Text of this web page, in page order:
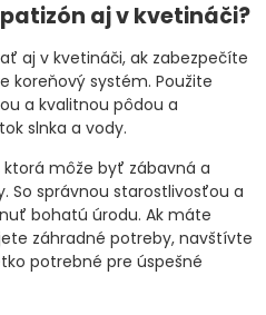
aj v kvetináči?
aj v kvetináči, ak zabezpečíte
koreňový systém. Použite
a kvalitnou pôdou a
slnka a vody.
ktorá môže byť zábavná a
So správnou starostlivosťou a
bohatú úrodu. Ak máte
záhradné potreby, navštívte
potrebné pre úspešné